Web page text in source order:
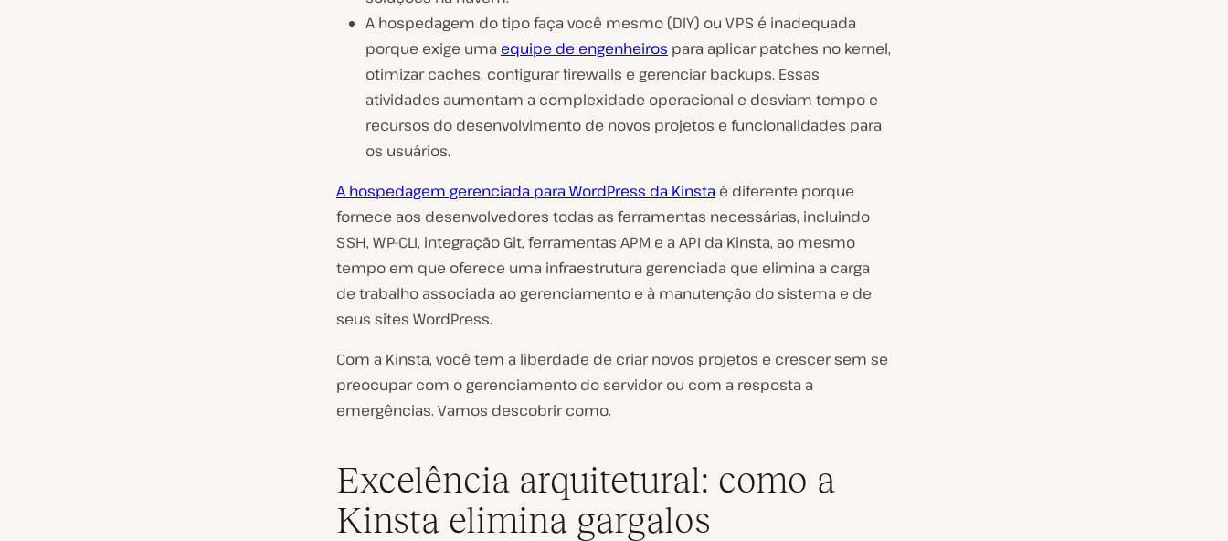
A hospedagem do tipo faça você mesmo (DIY) ou VPS é inadequada
porque exige uma equipe de engenheiros para aplicar patches no kernel,
otimizar caches, configurar firewalls e gerenciar backups. Essas
atividades aumentam a complexidade operacional e desviam tempo e
recursos do desenvolvimento de novos projetos e funcionalidades para
os usuários.
A hospedagem gerenciada para WordPress da Kinsta é diferente porque
fornece aos desenvolvedores todas as ferramentas necessárias, incluindo
SSH, WP-CLI, integração Git, ferramentas APM e a API da Kinsta, ao mesmo
tempo em que oferece uma infraestrutura gerenciada que elimina a carga
de trabalho associada ao gerenciamento e à manutenção do sistema e de
seus sites WordPress.
Com a Kinsta, você tem a liberdade de criar novos projetos e crescer sem se
preocupar com o gerenciamento do servidor ou com a resposta a
emergências. Vamos descobrir como.
Excelência arquitetural: como a
Kinsta elimina gargalos